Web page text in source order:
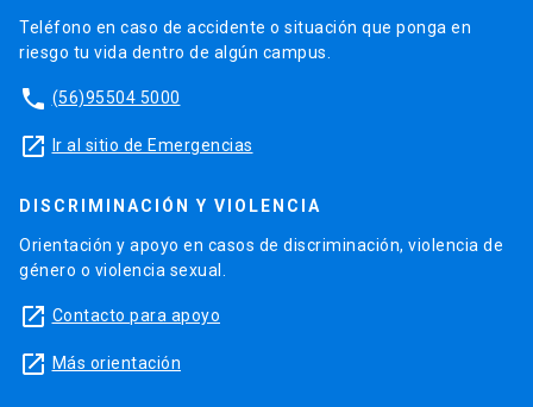
Teléfono en caso de accidente o situación que ponga en
riesgo tu vida dentro de algún campus.
phone (56)95504 5000
launch Ir al sitio de Emergencias
DISCRIMINACIÓN Y VIOLENCIA
Orientación y apoyo en casos de discriminación, violencia de
género o violencia sexual.
launch Contacto para apoyo
launch Más orientación